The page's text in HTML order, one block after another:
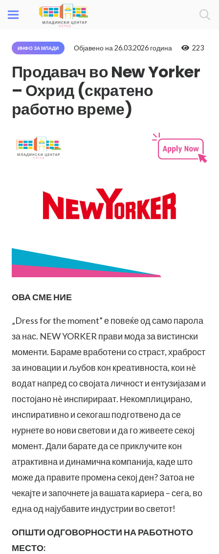
ИНФО ЗА МЛАДИ Објавено на26.03.2026 година 223
Продавач во New Yorker
– Охрид (скратено
работно време)
ОВА СМЕ НИЕ
„Dress for the moment” е повеќе од само парола
за нас. NEW YORKER прави мода за вистински
моменти. Бараме вработени со страст, храброст
за иновации и љубов кон креативноста, кои нè
водат напред со својата личност и ентузијазам и
постојано нè инспирираат. Некомплицирано,
инспиративно и секогаш подготвено да се
нурнете во нови светови и да го живеете секој
момент. Дали барате да се приклучите кон
атрактивна и динамична компанија, каде што
може да правите променa секој ден? Затоа не
чекајте и започнете ја вашата кариера – сега, во
една од најубавите индустрии во светот!
ОПШТИ ОДГОВОРНОСТИ НА РАБОТНОТО
МЕСТО: